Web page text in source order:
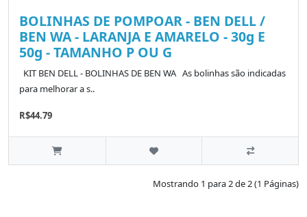
BOLINHAS DE POMPOAR - BEN DELL /
BEN WA - LARANJA E AMARELO - 30g E
50g - TAMANHO P OU G
KIT BEN DELL - BOLINHAS DE BEN WA As bolinhas são indicadas
para melhorar a s..
R$44.79
Mostrando 1 para 2 de 2 (1 Páginas)